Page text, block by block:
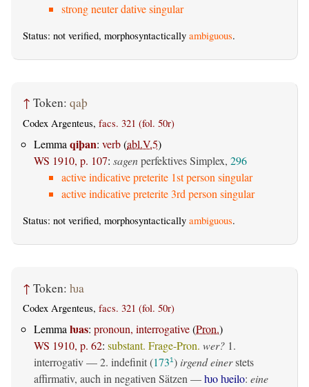
strong neuter dative singular
Status: not verified, morphosyntactically ambiguous.
↑ Token: qaþ
Codex Argenteus, facs. 321 (fol. 50r)
Lemma qiþan: verb(abl.V.5)
WS 1910, p. 107: sagenperfektives Simplex, 296
active indicative preterite 1st person singular
active indicative preterite 3rd person singular
Status: not verified, morphosyntactically ambiguous.
↑ Token: ƕa
Codex Argenteus, facs. 321 (fol. 50r)
Lemmaƕas: pronoun, interrogative(Pron.)
WS 1910, p. 62: substant. Frage-Pron. wer? 1.
interrogativ— 2. indefinit(1731) irgend einerstets
affirmativ, auch in negativen Sätzen —ƕo ƕeilo: eine